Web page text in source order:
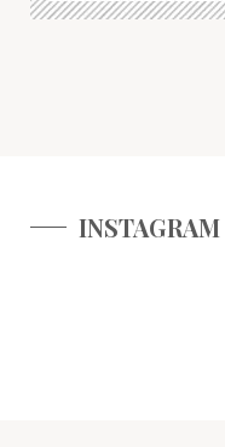
INSTAGRAM